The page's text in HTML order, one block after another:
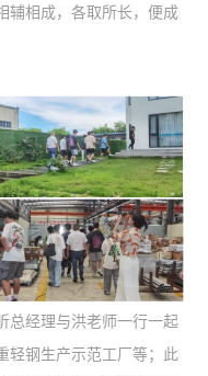
辅相成，各取所长，便成
总经理与洪老师一行一起
轻钢生产示范工厂等；此